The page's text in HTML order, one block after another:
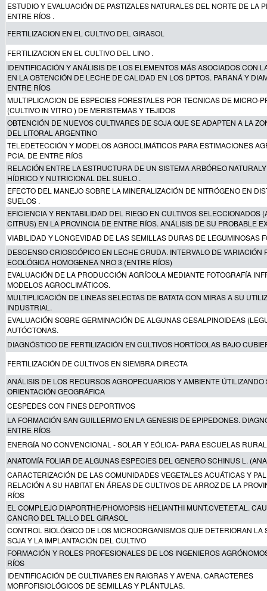
ESTUDIO Y EVALUACIÓN DE PASTIZALES NATURALES DEL NORTE DE LA
ENTRE RÍOS .
FERTILIZACION EN EL CULTIVO DEL GIRASOL
FERTILIZACION EN EL CULTIVO DEL LINO .
IDENTIFICACIÓN Y ANÁLISIS DE LOS ELEMENTOS MÁS ASOCIADOS CON
EN LA OBTENCIÓN DE LECHE DE CALIDAD EN LOS DPTOS. PARANÁ Y
ENTRE RÍOS
MULTIPLICACION DE ESPECIES FORESTALES POR TECNICAS DE MICRO-
(CULTIVO IN VITRO ) DE MERISTEMAS Y TEJIDOS
OBTENCIÓN DE NUEVOS CULTIVARES DE SOJA QUE SE ADAPTEN A LA
DEL LITORAL ARGENTINO
TELEDETECCIÓN Y MODELOS AGROCLIMÁTICOS PARA ESTIMACIONES
PCIA. DE ENTRE RÍOS
RELACIÓN ENTRE LA ESTRUCTURA DE UN SISTEMA ARBÓREO
HÍDRICO Y NUTRICIONAL DEL SUELO .
EFECTO DEL MANEJO SOBRE LA MINERALIZACIÓN DE NITRÓGENO EN
SUELOS .
EFICIENCIA Y RENTABILIDAD DEL RIEGO EN CULTIVOS SELECCIONADOS
CITRUS) EN LA PROVINCIA DE ENTRE RÍOS. ANÁLISIS DE SU PROBABLE
VIABILIDAD Y LONGEVIDAD DE LAS SEMILLAS DURAS DE LEGUMINOSAS
DESCENSO CRIOSCÓPICO EN LECHE CRUDA. INTERVALO DE VARIACIÓN
ECOLÓGICA HOMOGENEA NRO 3 (ENTRE RÍOS)
EVALUACIÓN DE LA PRODUCCIÓN AGRÍCOLA MEDIANTE FOTOGRAFÍA
MODELOS AGROCLIMÁTICOS.
MULTIPLICACIÓN DE LINEAS SELECTAS DE BATATA CON MIRAS A SU
INDUSTRIAL.
EVALUACIÓN SOBRE GERMINACIÓN DE ALGUNAS CESALPINOIDEAS
AUTÓCTONAS.
DIAGNÓSTICO DE FERTILIZACIÓN EN CULTIVOS HORTÍCOLAS BAJO
FERTILIZACIÓN DE CULTIVOS EN SIEMBRA DIRECTA
ANÁLISIS DE LOS RECURSOS AGROPECUARIOS Y AMBIENTE ÚTILIZANDO
ORIENTACIÓN GEOGRÁFICA
CESPEDES CON FINES DEPORTIVOS
LA FORMACIÓN SAN GUILLERMO EN LA GENESIS DE EPIPEDONES.
ENTRE RÍOS
ENERGÍA NO CONVENCIONAL - SOLAR Y EÓLICA- PARA ESCUELAS
ANATOMÍA FOLIAR DE ALGUNAS ESPECIES DEL GENERO SCHINUS L.
CARACTERIZACIÓN DE LAS COMUNIDADES VEGETALES ACUÁTICAS Y
RELACIÓN A SU HABITAT EN ÁREAS DE CULTIVOS DE ARROZ DE LA
RÍOS
EL COMPLEJO DIAPORTHE/PHOMOPSIS HELIANTHI MUNT.CVET.ET.AL.
CANCRO DEL TALLO DEL GIRASOL
CONTROL BIOLÓGICO DE LOS MICROORGANISMOS QUE DETERIORAN LA
SOJA Y LA IMPLANTACIÓN DEL CULTIVO
FORMACIÓN Y ROLES PROFESIONALES DE LOS INGENIEROS
RÍOS
IDENTIFICACIÓN DE CULTIVARES EN RAIGRAS Y AVENA. CARACTERES
MORFOFISIOLÓGICOS DE SEMILLAS Y PLÁNTULAS.